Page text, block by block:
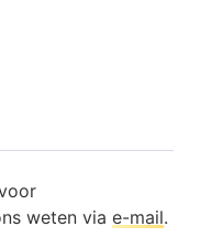
weten via e-mail.